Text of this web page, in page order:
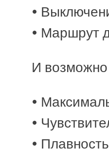
•
• Маршрут
И возможно
•
•
•